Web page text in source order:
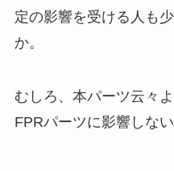
定の影響を受ける人も
か。
むしろ、本パーツ云々
FPRパーツに影響しな